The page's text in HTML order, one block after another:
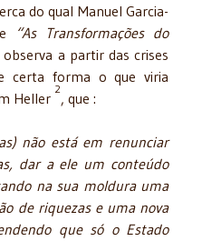
do qual Manuel Garcia-
“As Transformações do
observa a partir das crises
certa forma o que viria
Heller
2
, que :
não está em renunciar
dar a ele um conteúdo
na sua moldura uma
de riquezas e uma nova
que só o Estado